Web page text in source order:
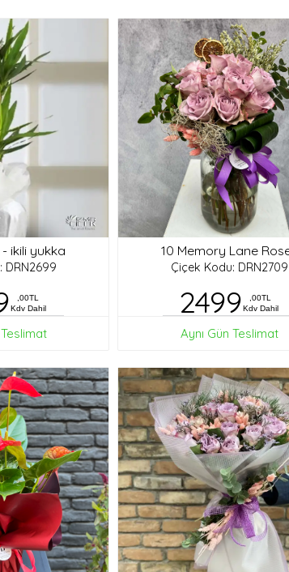
- ikili yukka
DRN2699
,00TL
Kdv Dahil
10 Memory Lane
Çiçek Kodu: DRN2709
2499
,00TL
Kdv Dahil
Aynı Gün Teslimat